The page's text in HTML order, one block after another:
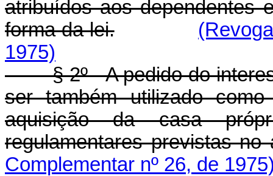
atribuídos aos dependentes
forma da lei.
1975)
§ 2º - A pedido do
ser também utilizado
aquisição da casa
regulamentares previstas no
Complementar nº 26, de